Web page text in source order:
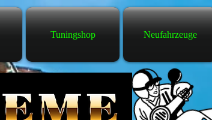
Tuningshop Neufahrzeuge